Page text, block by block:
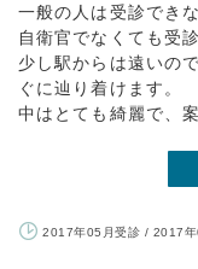
一般の人は受診でき
自衛官でなくても受
少し駅からは遠いの
ぐに辿り着けます。
中はとても綺麗で、
2017年05月受診 / 2017年